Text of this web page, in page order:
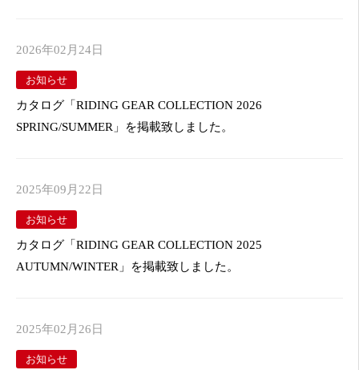
2026年02月24日
お知らせ
カタログ「RIDING GEAR COLLECTION 2026
SPRING/SUMMER」を掲載致しました。
2025年09月22日
お知らせ
カタログ「RIDING GEAR COLLECTION 2025
AUTUMN/WINTER」を掲載致しました。
2025年02月26日
お知らせ